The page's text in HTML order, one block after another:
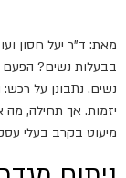
מאת: ד"ר יעל חסון
בבעלות נשים?
נשים. נתבונן על
יזמות. אך תחילה, מה
מיעוט בקרב בעלי